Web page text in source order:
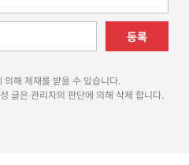
등록
해 제재를 받을 수 있습니다.
글은 관리자의 판단에 의해 삭제 합니다.